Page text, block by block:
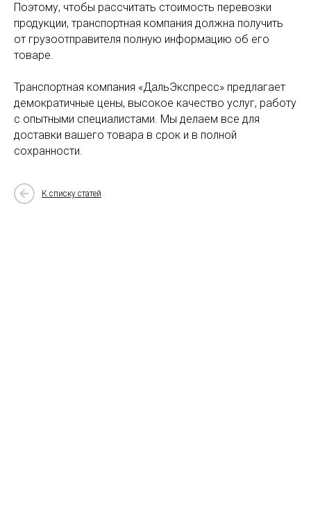
Поэтому, чтобы рассчитать стоимость перевозки
продукции, транспортная компания должна получить
от грузоотправителя полную информацию об его
товаре.
Транспортная компания «ДальЭкспресс» предлагает
демократичные цены, высокое качество услуг, работу
с опытными специалистами. Мы делаем все для
доставки вашего товара в срок и в полной
сохранности.
К списку статей